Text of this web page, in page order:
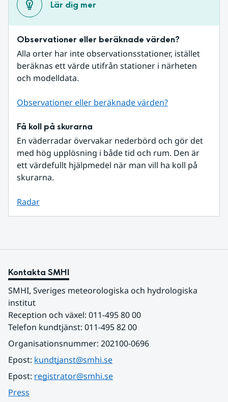
Lär dig mer
Observationer eller beräknade värden?
Alla orter har inte observationsstationer, istället
beräknas ett värde utifrån stationer i närheten
och modelldata.
Observationer eller beräknade värden?
Få koll på skurarna
En väderradar övervakar nederbörd och gör det
med hög upplösning i både tid och rum. Den är
ett värdefullt hjälpmedel när man vill ha koll på
skurarna.
Radar
Kontakta SMHI
SMHI, Sveriges meteorologiska och hydrologiska
institut
Reception och växel: 011-495 80 00
Telefon kundtjänst: 011-495 82 00
Organisationsnummer: 202100-0696
Epost: kundtjanst@smhi.se
Epost: registrator@smhi.se
Press